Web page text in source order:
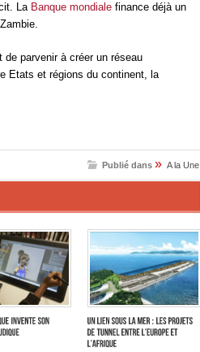
La Banque mondiale finance déjà un
de parvenir à créer un réseau
Etats et régions du continent, la
Publié dans » A la Une